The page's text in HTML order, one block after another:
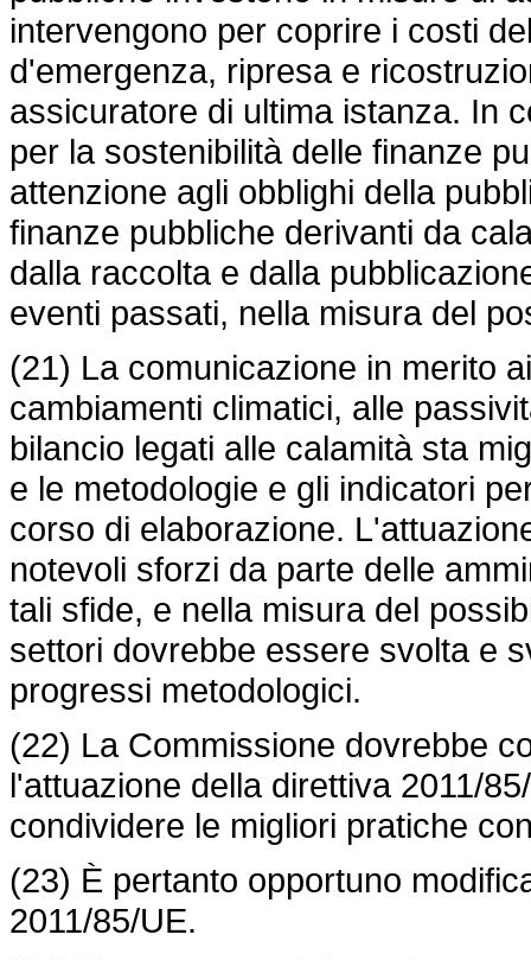
intervengono per coprire i costi
d'emergenza, ripresa e
assicuratore di ultima istanza. In
per la sostenibilità delle finanze
attenzione agli obblighi della
finanze pubbliche derivanti da
dalla raccolta e dalla
eventi passati, nella misura del
(21) La comunicazione in merito
cambiamenti climatici, alle
bilancio legati alle calamità sta
e le metodologie e gli indicatori
corso di elaborazione.
notevoli sforzi da parte delle
tali sfide, e nella misura del
settori dovrebbe essere svolta e
progressi metodologici.
(22) La Commissione dovrebbe
l'attuazione della direttiva 2011/
condividere le migliori pratiche
(23) È pertanto opportuno
2011/85/UE.